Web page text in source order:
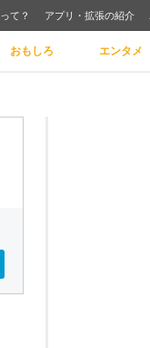
て？ アプリ・拡張の紹介
おもしろ エンタメ